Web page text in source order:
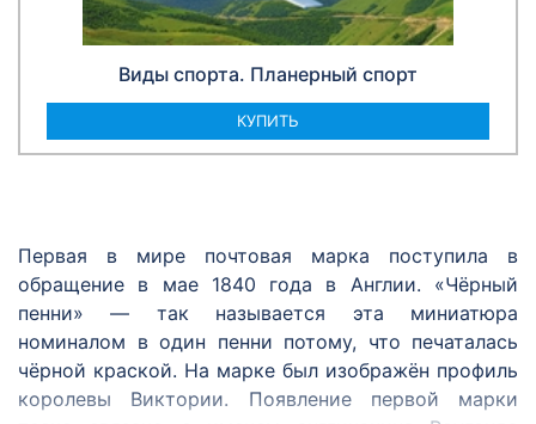
Виды спорта. Планерный спорт
КУПИТЬ
Первая в мире почтовая марка поступила в
обращение в мае 1840 года в Англии. «Чёрный
пенни» — так называется эта миниатюра
номиналом в один пенни потому, что печаталась
чёрной краской. На марке был изображён профиль
королевы Виктории. Появление первой марки